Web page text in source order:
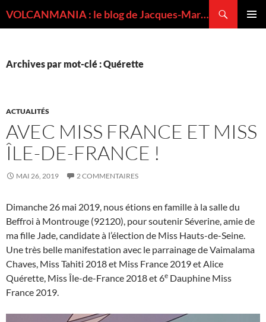
VOLCANMANIA : le blog de Jacques-Marie BARDINTZEFF, volcanologue
Archives par mot-clé : Quérette
ACTUALITÉS
AVEC MISS FRANCE ET MISS
ÎLE-DE-FRANCE !
MAI 26, 2019 2 COMMENTAIRES
Dimanche 26 mai 2019, nous étions en famille à la salle du
Beffroi à Montrouge (92120), pour soutenir Séverine, amie de
ma fille Jade, candidate à l’élection de Miss Hauts-de-Seine.
Une très belle manifestation avec le parrainage de Vaimalama
Chaves, Miss Tahiti 2018 et Miss France 2019 et Alice
Quérette, Miss Île-de-France 2018 et 6e Dauphine Miss
France 2019.